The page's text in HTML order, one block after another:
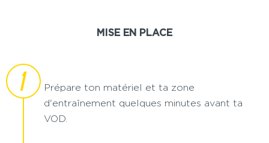
MISE EN PLACE
1
Prépare ton matériel et ta zone
d'entraînement quelques minutes avant ta
VOD.